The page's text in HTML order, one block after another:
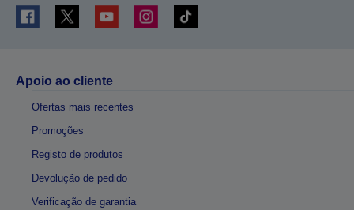
Apoio ao cliente
Ofertas mais recentes
Promoções
Registo de produtos
Devolução de pedido
Verificação de garantia